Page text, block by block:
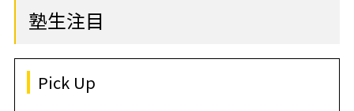
三田
日吉
塾生注目
Pick Up